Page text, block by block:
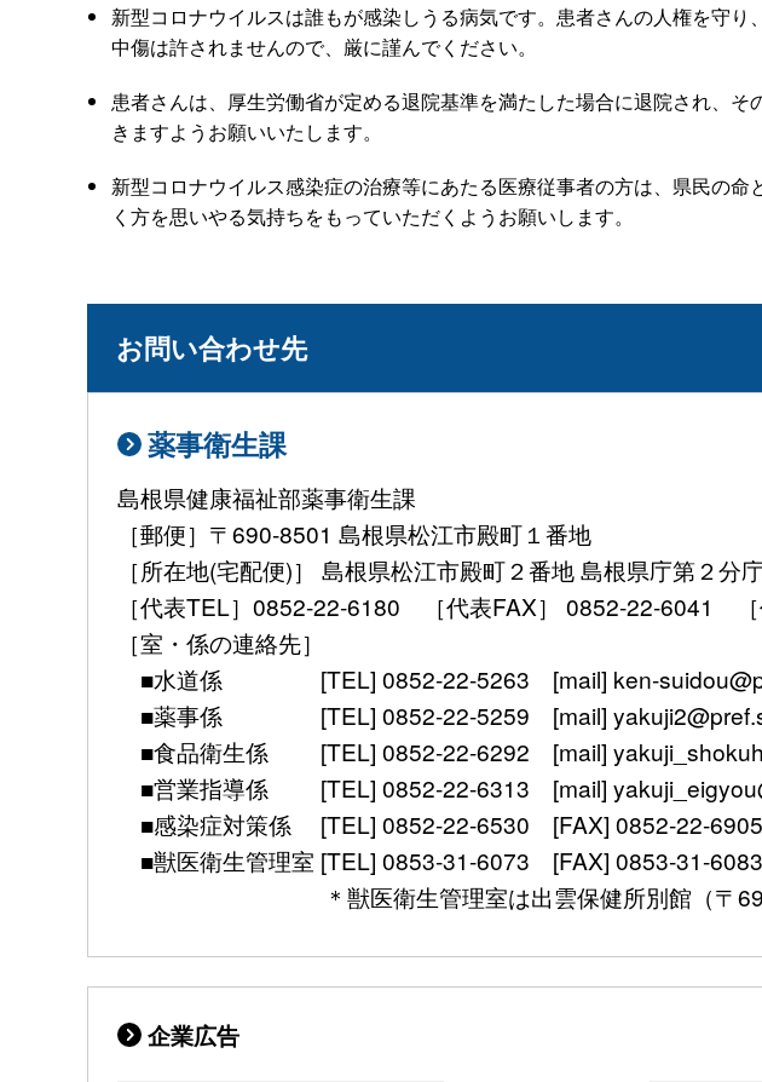
新型コロナウイルスは誰もが感染しうる病気です。患者さんの人権を守
中傷は許されませんので、厳に謹んでください。
患者さんは、厚生労働省が定める退院基準を満たした場合に退院され、
きますようお願いいたします。
新型コロナウイルス感染症の治療等にあたる医療従事者の方は、県民の
く方を思いやる気持ちをもっていただくようお願いします。
お問い合わせ先
薬事衛生課
島根県健康福祉部薬事衛生課
［郵便］〒690-8501 島根県松江市殿町１番地
［所在地(宅配便)］ 島根県松江市殿町２番地 島根県庁第２分
［代表TEL］0852-22-6180 ［代表FAX］ 0852-22-6041
［室・係の連絡先］
■水道係 [TEL] 0852-22-5263 [mail] ken-
■薬事係 [TEL] 0852-22-5259 [mail]
■食品衛生係 [TEL] 0852-22-6292 [mail]
■営業指導係 [TEL] 0852-22-6313 [mail]
■感染症対策係 [TEL] 0852-22-6530 [FAX] 0852-22-
■獣医衛生管理室 [TEL] 0853-31-6073 [FAX] 0853-31-
＊獣医衛生管理室は出雲保健所別館（〒693-
企業広告